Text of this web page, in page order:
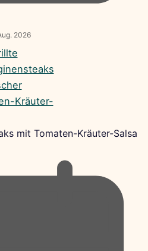
2026
mit Tomaten-Kräuter-Salsa